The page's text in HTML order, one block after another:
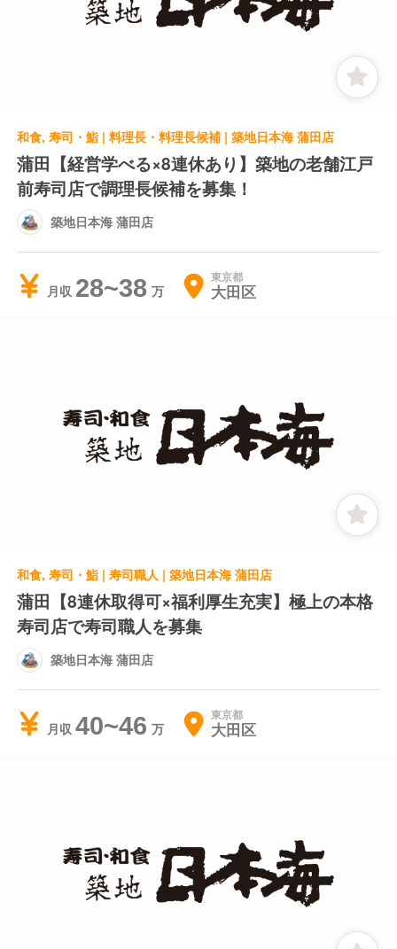
和食, 寿司・鮨 | 料理長・料理長候補 | 築地日本海 蒲田店
蒲田【経営学べる×8連休あり】築地の老舗江戸
前寿司店で調理長候補を募集！
築地日本海 蒲田店
月収 28~38 東京都
大田区
和食, 寿司・鮨 | 寿司職人 | 築地日本海 蒲田店
蒲田【8連休取得可×福利厚生充実】極上の本格
寿司店で寿司職人を募集
築地日本海 蒲田店
月収 40~46 東京都
大田区